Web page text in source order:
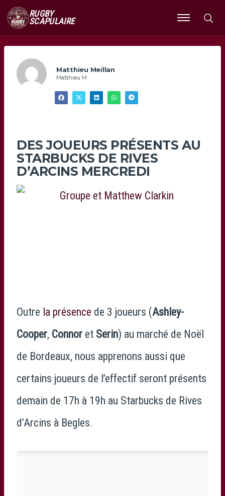
RUGBY
SCAPULAIRE
Ouvrir
le
Matthieu Meillan
Matthieu M
DES JOUEURS PRÉSENTS AU
STARBUCKS DE RIVES
D’ARCINS MERCREDI
Outre la présence de 3 joueurs (Ashley-
Cooper, Connor et Serin) au marché de Noël
de Bordeaux, nous apprenons aussi que
certains joueurs de l’effectif seront présents
demain de 17h à 19h au Starbucks de Rives
d’Arcins à Begles.